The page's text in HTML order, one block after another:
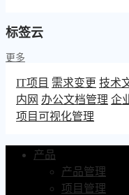
标签云
更多
IT项目 需求变更 技术
内网 办公文档管理 企
项目可视化管理
产品
产品管理
项目管理